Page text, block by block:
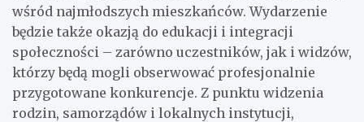
wśród najmłodszych mieszkańców. Wydarzenie
będzie także okazją do edukacji i integracji
społeczności – zarówno uczestników, jak i widzów,
którzy będą mogli obserwować profesjonalnie
przygotowane konkurencje. Z punktu widzenia
rodzin, samorządów i lokalnych instytucji,